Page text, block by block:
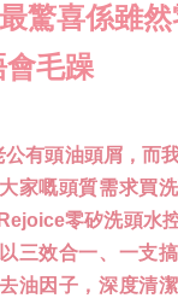
驚喜係雖
毛躁
公有頭油頭屑，而
家嘅頭質需求買
零矽洗頭水
三效合一、一支
油因子，深度清